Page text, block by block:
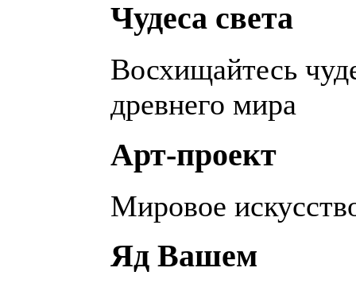
Чудеса света
Восхищайтесь
древнего мира
Арт-проект
Мировое
Яд Вашем